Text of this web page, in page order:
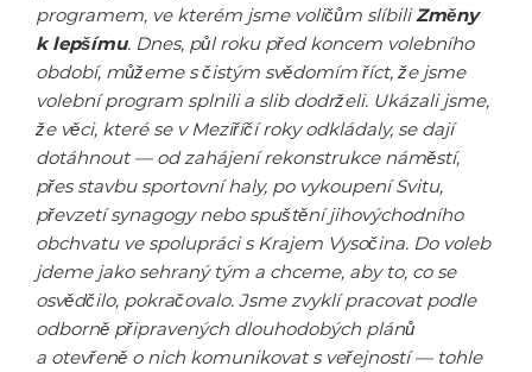
programem, ve kterém jsme voličům slíbiliZměny
k lepšímu. Dnes, půl roku před koncem volebního
období, můžeme s čistým svědomím říct, že jsme
volební program splnili a slib dodrželi. Ukázali jsme,
že věci, které se v Meziříčí roky odkládaly, se dají
dotáhnout — od zahájení rekonstrukce náměstí,
přes stavbu sportovní haly, po vykoupení Svitu,
převzetí synagogy nebo spuštění jihovýchodního
obchvatu ve spolupráci s Krajem Vysočina. Do voleb
jdeme jako sehraný tým a chceme, aby to, co se
osvědčilo, pokračovalo. Jsme zvyklí pracovat podle
odborně připravených dlouhodobých plánů
a otevřeně o nich komunikovat s veřejností — tohle